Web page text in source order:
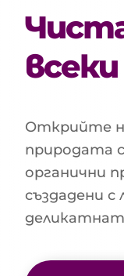
Открийте
природата
органични
създадени с